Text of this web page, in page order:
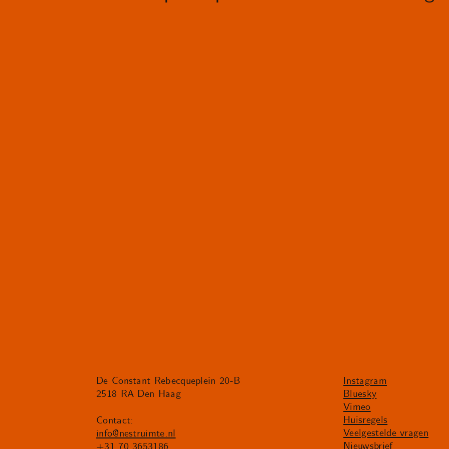
De Constant Rebecqueplein 20-B
2518 RA Den Haag
Contact:
info@nestruimte.nl
Instagram
Bluesky
Vimeo
Huisregels
Veelgestelde vragen